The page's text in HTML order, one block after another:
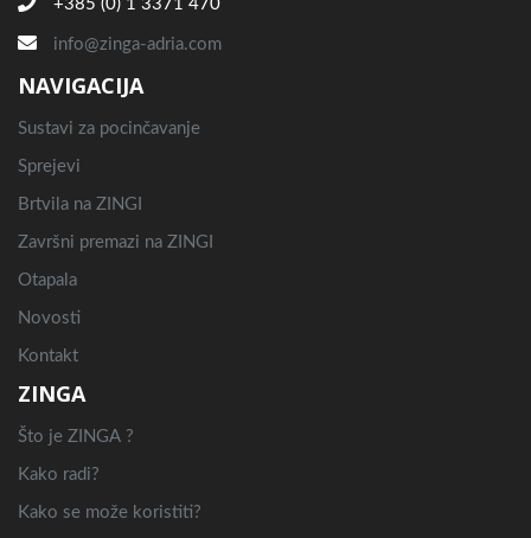
+385 (0) 1 3371 470
info@zinga-adria.com
NAVIGACIJA
Sustavi za pocinčavanje
Sprejevi
Brtvila na ZINGI
Završni premazi na ZINGI
Otapala
Novosti
Kontakt
ZINGA
Što je ZINGA ?
Kako radi?
Kako se može koristiti?